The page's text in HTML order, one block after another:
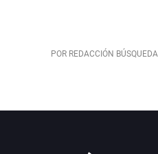
POR REDACCIÓN BÚSQUEDA